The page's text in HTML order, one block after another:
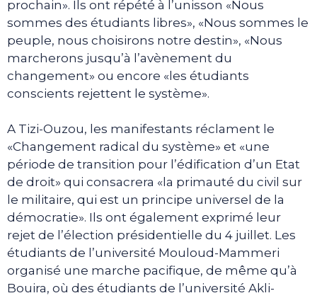
prochain». Ils ont répété à l’unisson «Nous
sommes des étudiants libres», «Nous sommes le
peuple, nous choisirons notre destin», «Nous
marcherons jusqu’à l’avènement du
changement» ou encore «les étudiants
conscients rejettent le système».
A Tizi-Ouzou, les manifestants réclament le
«Changement radical du système» et «une
période de transition pour l’édification d’un Etat
de droit» qui consacrera «la primauté du civil sur
le militaire, qui est un principe universel de la
démocratie». Ils ont également exprimé leur
rejet de l’élection présidentielle du 4 juillet. Les
étudiants de l’université Mouloud-Mammeri
organisé une marche pacifique, de même qu’à
Bouira, où des étudiants de l’université Akli-